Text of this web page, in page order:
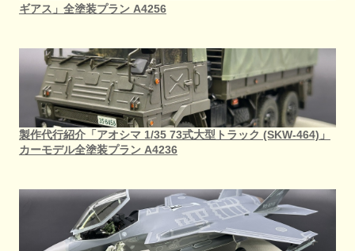
ギアス」全塗装プラン A4256
製作代行紹介「アオシマ 1/35 73式大型トラック (SKW-464)」
カーモデル全塗装プラン A4236